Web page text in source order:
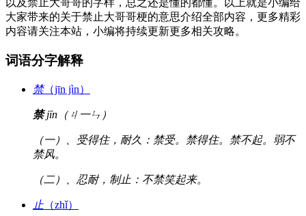
以及禁止大哥哥的字样，总之还是懂的都懂。以上就是小编给
大家带来的关于禁止大哥哥梗的意思介绍全部内容，更多精彩
内容请关注本站，小编将持续更新更多相关攻略。
词语分字解释
禁（jīn jìn）
禁jīn（ㄐ一ㄣ）
（一）、受得住，耐久：禁受。禁得住。禁不起。弱不
禁风。
（二）、忍耐，制止：不禁笑起来。
止 （zhǐ）